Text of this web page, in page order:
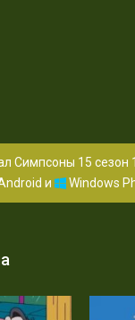
Симпсоны 15 сезон
и Windows